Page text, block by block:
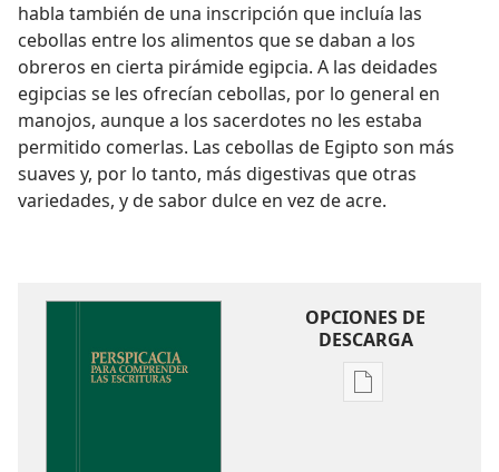
habla también de una inscripción que incluía las
cebollas entre los alimentos que se daban a los
obreros en cierta pirámide egipcia. A las deidades
egipcias se les ofrecían cebollas, por lo general en
manojos, aunque a los sacerdotes no les estaba
permitido comerlas. Las cebollas de Egipto son más
suaves y, por lo tanto, más digestivas que otras
variedades, y de sabor dulce en vez de acre.
OPCIONES DE
DESCARGA
Opciones